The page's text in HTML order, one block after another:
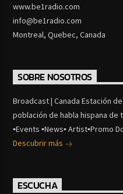
www.be1radio.com
info@be1radio.com
Montreal, Quebec, Canada
SOBRE NOSOTROS
Broadcast | Canada Estación
población de habla hispana de
▪Events ▪News▪ Artist▪Promo
Descubrir más
ESCUCHA